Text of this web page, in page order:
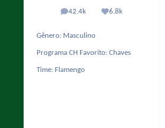
42.4k
posts 6.8k
Reputação
Gênero: Masculino
Programa CH Favorito: Chaves
Time: Flamengo